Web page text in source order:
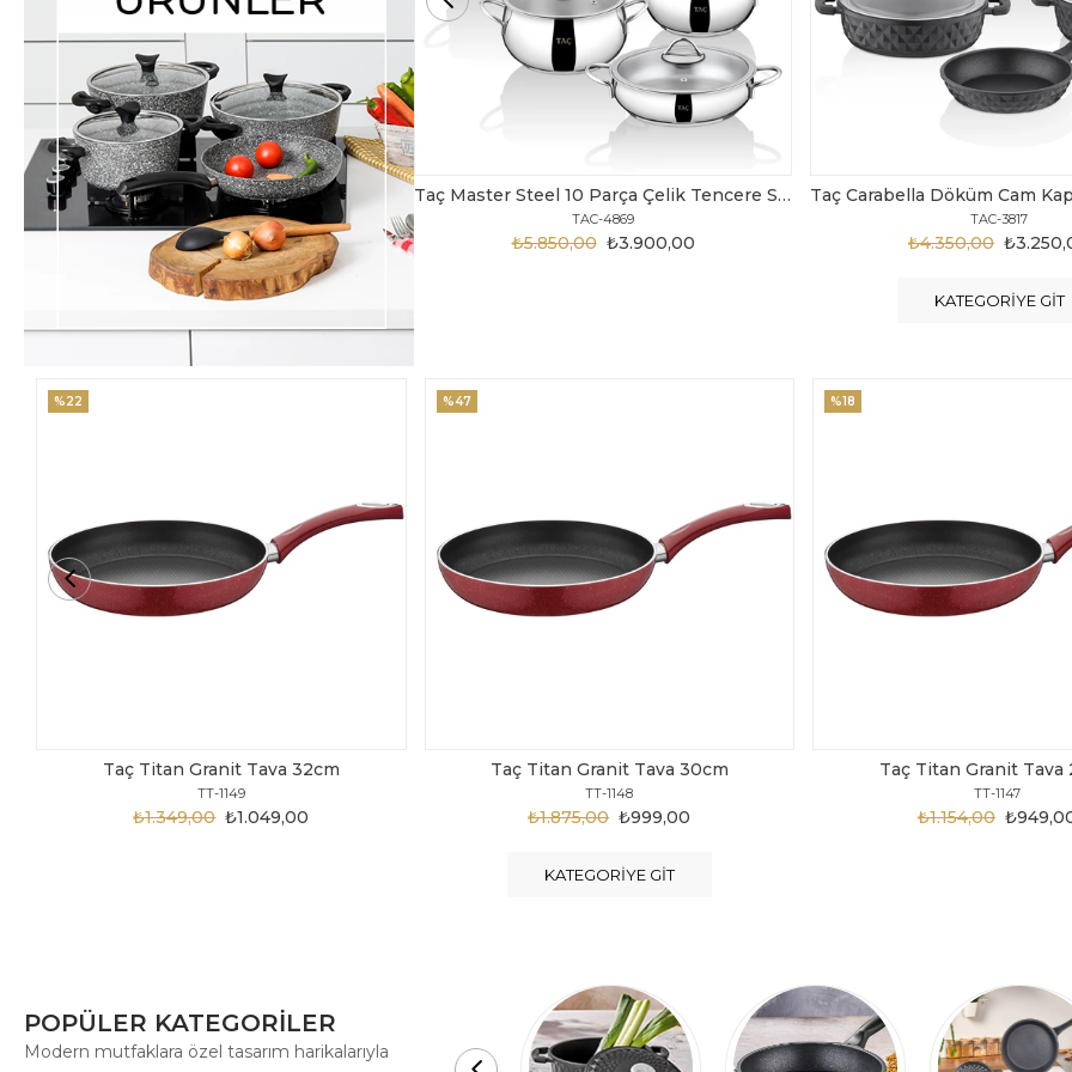
TAC-4869
₺3.900,00
₺5.850,00
Taç Carabella Döküm Cam Kapak 7 Parça Tencere Seti Siyah
TAC-3817
₺3.250,00
₺4.350,00
TAC-3730
₺6.300,00
KATEGORIYE GIT
Taç Titan Granit Tava 30cm
TT-1148
₺999,00
₺1.875,00
%47
Taç Titan Granit Tava 28cm
TT-1147
₺949,00
₺1.154,00
%18
Taç Titan Granit Tava
TT-1146
₺1.124,00
%20
KATEGORIYE GIT
POPÜLER KATEGORİLER
Modern mutfaklara özel tasarım harikalarıyla